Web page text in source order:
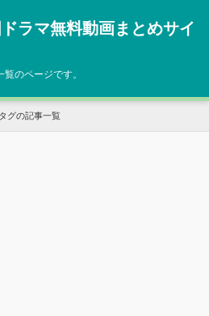
ラマ無料動画まとめサイ
覧のページです。
グの記事一覧